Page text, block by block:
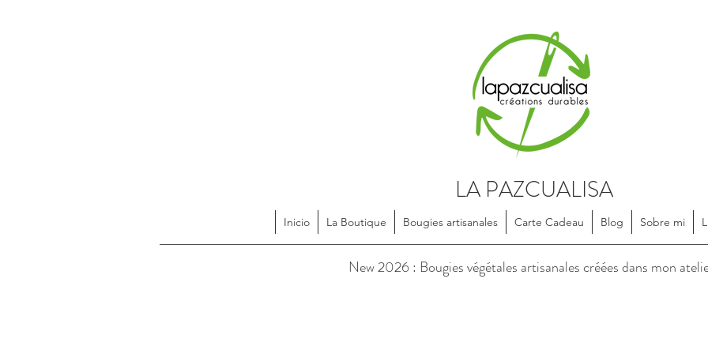
LA PAZCUALISA
Accessoires en textile, dessinés et confectionnés de manière artisanale,
Inicio La Boutique Bougies artisanales Carte Cadeau Blog Sobre mi
New 2026 : Bougies végétales artisanales créées dans mon